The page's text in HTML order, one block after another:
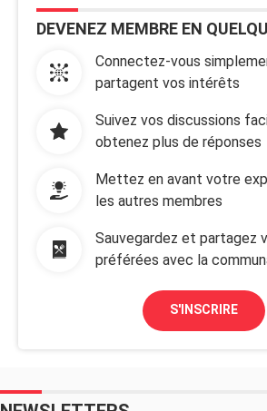
DEVENEZ MEMBRE EN
Connectez-vous
partagent vos intérêts
Suivez vos discussions
obtenez plus de réponses
Mettez en avant votre
les autres membres
Sauvegardez et partagez
préférées avec la
S'INSCRIRE